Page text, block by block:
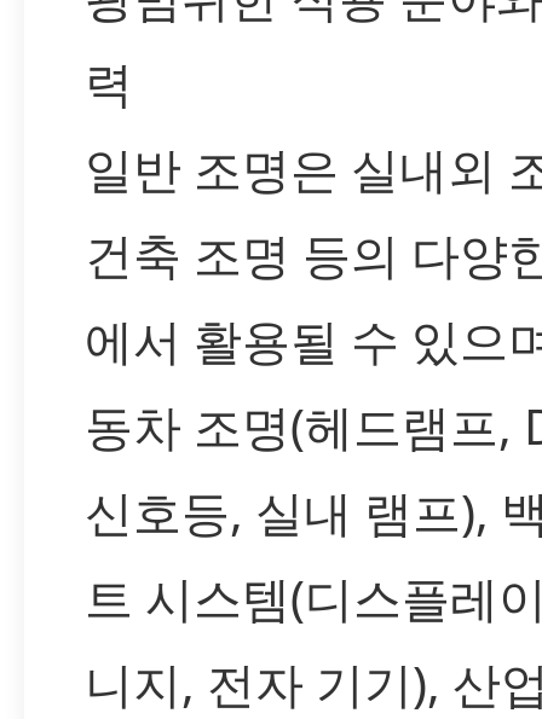
력
일반 조명은 실내외
건축 조명 등의 다양
에서 활용될 수 있으
동차 조명(헤드램프,
신호등, 실내 램프),
트 시스템(디스플레
니지, 전자 기기), 산